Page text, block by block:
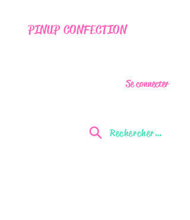
PINUP CONFECTION
Se connecter
Rechercher...